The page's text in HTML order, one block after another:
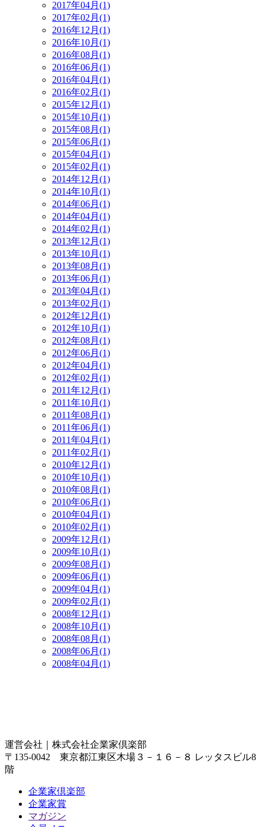
2017年04月(1)
2017年02月(1)
2016年12月(1)
2016年10月(1)
2016年08月(1)
2016年06月(1)
2016年04月(1)
2016年02月(1)
2015年12月(1)
2015年10月(1)
2015年08月(1)
2015年06月(1)
2015年04月(1)
2015年02月(1)
2014年12月(1)
2014年10月(1)
2014年06月(1)
2014年04月(1)
2014年02月(1)
2013年12月(1)
2013年10月(1)
2013年08月(1)
2013年06月(1)
2013年04月(1)
2013年02月(1)
2012年12月(1)
2012年10月(1)
2012年08月(1)
2012年06月(1)
2012年04月(1)
2012年02月(1)
2011年12月(1)
2011年10月(1)
2011年08月(1)
2011年06月(1)
2011年04月(1)
2011年02月(1)
2010年12月(1)
2010年10月(1)
2010年08月(1)
2010年06月(1)
2010年04月(1)
2010年02月(1)
2009年12月(1)
2009年10月(1)
2009年08月(1)
2009年06月(1)
2009年04月(1)
2009年02月(1)
2008年12月(1)
2008年10月(1)
2008年08月(1)
2008年06月(1)
2008年04月(1)
運営会社｜ 株式会社企業家倶楽部
〒135-0042 東京都江東区木場３－１６－８ レッタスビル8
階
企業家倶楽部
企業家賞
マガジン